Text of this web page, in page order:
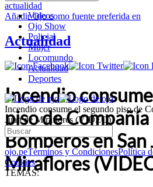
Videos
Ojo Show
Policial
Mujer
Locomundo
Actualidad
Deportes
Incendio consume el segundo piso de
Juan de Miraflores (VIDEO)
ojo.peTérminos y CondicionesPolítica
Cookies
TEMAS:
actualidad
AñadirOjocomo fuente preferida en
Actualidad
Incendio
piso de Compañía
Bomberos en San
Miraflores